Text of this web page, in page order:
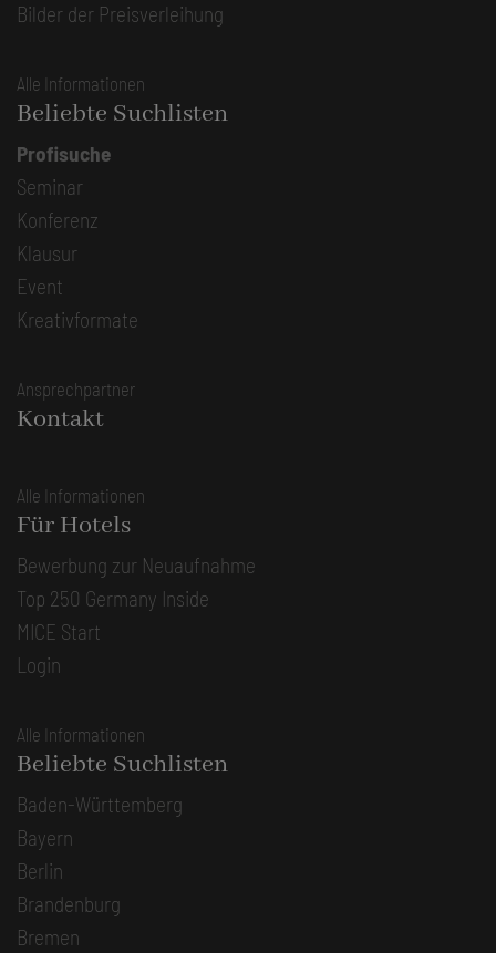
Bilder der Preisverleihung
Alle Informationen
Beliebte Suchlisten
Profisuche
Seminar
Konferenz
Klausur
Event
Kreativformate
Ansprechpartner
Kontakt
Alle Informationen
Für Hotels
Bewerbung zur Neuaufnahme
Top 250 Germany Inside
MICE Start
Login
Alle Informationen
Beliebte Suchlisten
Baden-Württemberg
Bayern
Berlin
Brandenburg
Bremen